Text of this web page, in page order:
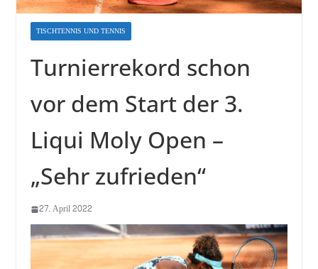
TISCHTENNIS UND TENNIS
Turnierrekord schon
vor dem Start der 3.
Liqui Moly Open –
„Sehr zufrieden“
27. April 2022